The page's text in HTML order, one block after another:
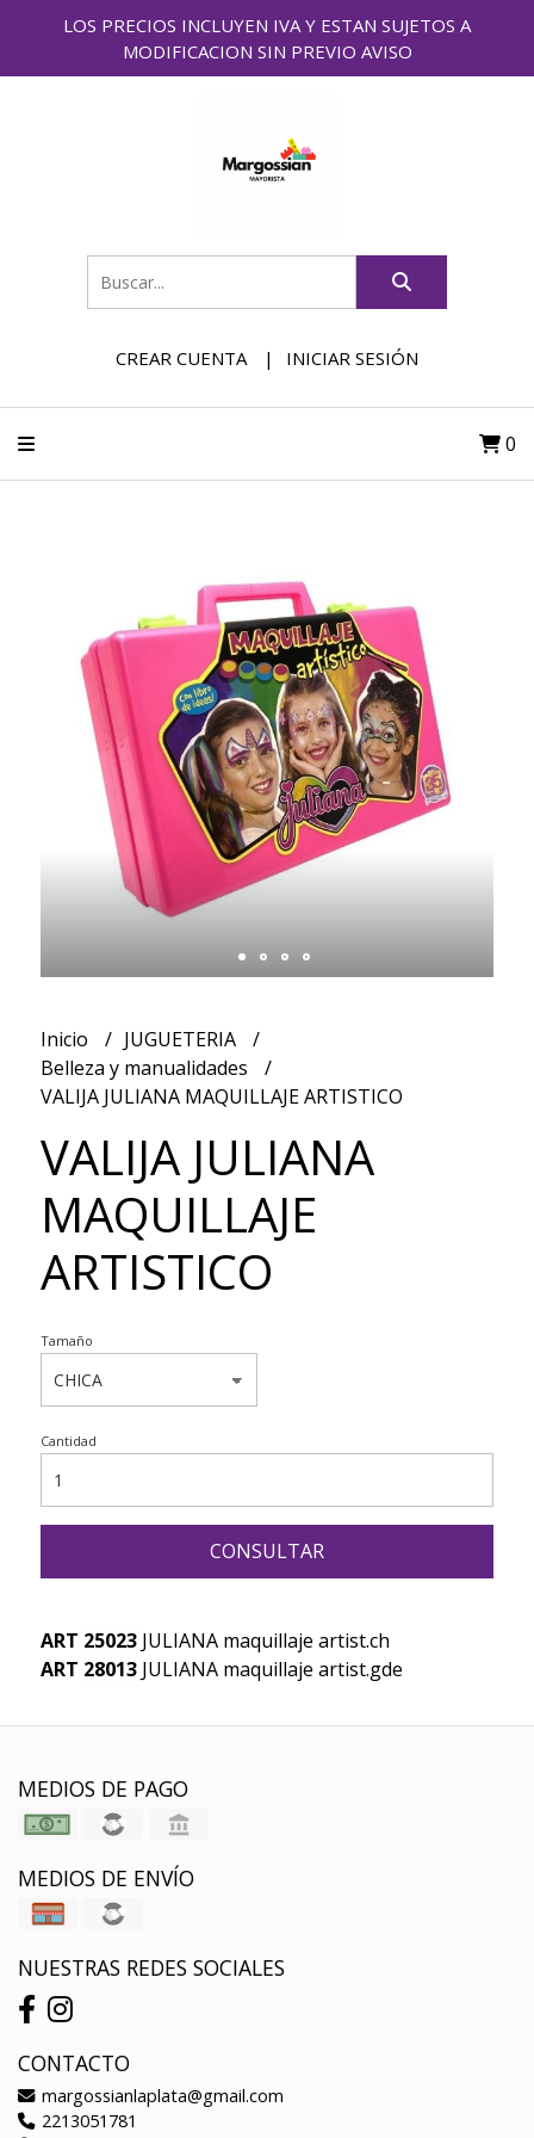
LOS PRECIOS INCLUYEN IVA Y ESTAN SUJETOS A
MODIFICACION SIN PREVIO AVISO
CREAR CUENTA INICIAR SESIÓN
0
Inicio
JUGUETERIA
Belleza y manualidades
VALIJA JULIANA MAQUILLAJE ARTISTICO
VALIJA JULIANA
MAQUILLAJE
ARTISTICO
Tamaño
Cantidad
CONSULTAR
ART 25023 JULIANA maquillaje artist.ch
ART 28013 JULIANA maquillaje artist.gde
MEDIOS DE PAGO
MEDIOS DE ENVÍO
NUESTRAS REDES SOCIALES
CONTACTO
margossianlaplata@gmail.com
2213051781